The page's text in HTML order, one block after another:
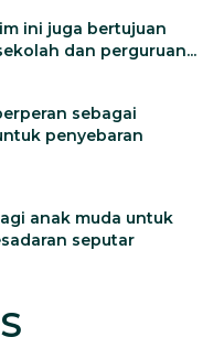
ini juga bertujuan
dan perguruan...
sebagai
penyebaran
anak muda untuk
seputar